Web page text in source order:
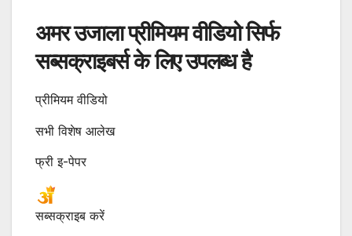
अमर उजाला प्रीमियम वीडियो सिर्फ
सब्सक्राइबर्स के लिए उपलब्ध है
प्रीमियम वीडियो
सभी विशेष आलेख
फ्री इ-पेपर
सब्सक्राइब करें